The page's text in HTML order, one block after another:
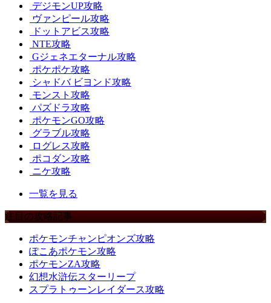
デジモンUP攻略
ヴァンピール攻略
ドットアビス攻略
NTE攻略
Gジェネエターナル攻略
ポケポケ攻略
シャドバ ビヨンド攻略
モンスト攻略
パズドラ攻略
ポケモンGO攻略
グラブル攻略
ログレス攻略
ポコダン攻略
ニケ攻略
一覧を見る
注目の攻略記事
ポケモンチャンピオンズ攻略
ぽこあポケモン攻略
ポケモンZA攻略
幻想水滸伝スターリープ
スプラトゥーンレイダース攻略